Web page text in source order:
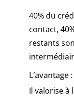
40% du
contact,
restants
L’avantage :
Il valorise à